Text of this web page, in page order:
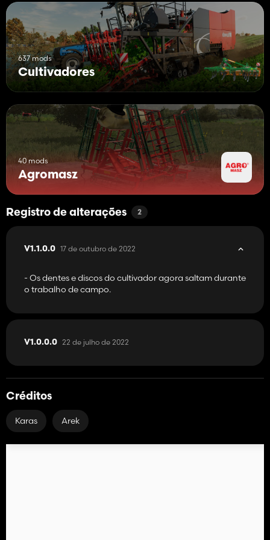
637 mods
Cultivadores
40 mods
Agromasz
Registro de alterações 2
V1.1.0.0 17 de outubro de 2022
- Os dentes e discos do cultivador agora saltam durante
o trabalho de campo.
V1.0.0.0 22 de julho de 2022
Créditos
Karas Arek